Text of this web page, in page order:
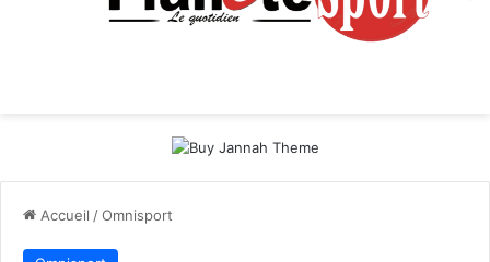
Accueil /Omnisport